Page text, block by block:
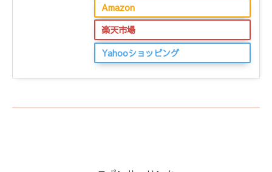
Amazon
楽天市場
Yahooショッピング